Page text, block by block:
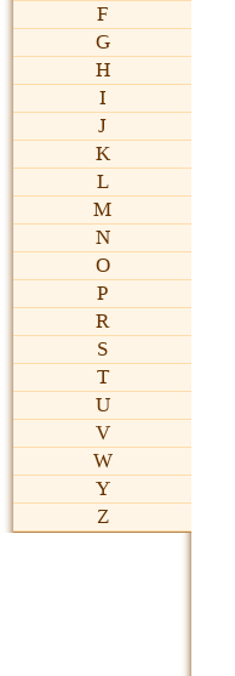
F
G
H
I
J
K
L
M
N
O
P
R
S
T
U
V
W
Y
Z